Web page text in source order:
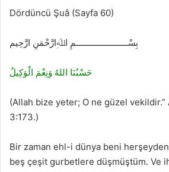
Dördüncü Şuâ (Sayfa 60)
بِسْــــــــــــــــــــــمِ اﷲِارَّحْمَنِ ارَّحِيم
حَسْبُنَا اللهُ وَنِعْمَ الْوَكِيلُ
(Allah bize yeter; O ne güzel ve
3:173.)
Bir zaman ehl-i dünya beni herşeyden
beş çeşit gurbetlere düşmüştüm. Ve